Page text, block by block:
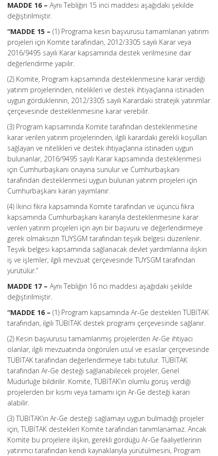
MADDE 16 – Aynı Tebliğin 15 inci maddesi aşağıdaki şekilde
değiştirilmiştir.
“MADDE 15 – (1) Programa kesin başvurusu tamamlanan yatırım
projeleri için Komite tarafından, 2012/3305 sayılı Karar veya
2016/9495 sayılı Karar kapsamında destek verilmesine dair
değerlendirme yapılır.
(2) Komite, Program kapsamında desteklenmesine karar verdiği
yatırım projelerinden, nitelikleri ve destek ihtiyaçlarına istinaden
uygun gördüklerinin, 2012/3305 sayılı Karardaki stratejik yatırımlar
çerçevesinde desteklenmesine karar verebilir.
(3) Program kapsamında Komite tarafından desteklenmesine
karar verilen yatırım projelerinden, ilgili karardaki gerekli koşulları
sağlayan ve nitelikleri ve destek ihtiyaçlarına istinaden uygun
bulunanlar, 2016/9495 sayılı Karar kapsamında desteklenmesi
için Cumhurbaşkanı onayına sunulur ve Cumhurbaşkanı
tarafından desteklenmesi uygun bulunan yatırım projeleri için
Cumhurbaşkanı kararı yayımlanır.
(4) İkinci fıkra kapsamında Komite tarafından ve üçüncü fıkra
kapsamında Cumhurbaşkanı kararıyla desteklenmesine karar
verilen yatırım projeleri için ayrı bir başvuru ve değerlendirmeye
gerek olmaksızın TUYSGM tarafından teşvik belgesi düzenlenir.
Teşvik belgesi kapsamında sağlanacak devlet yardımlarına ilişkin
iş ve işlemler, ilgili mevzuat çerçevesinde TUYSGM tarafından
yürütülür.”
MADDE 17 – Aynı Tebliğin 16 ncı maddesi aşağıdaki şekilde
değiştirilmiştir.
“MADDE 16 – (1) Program kapsamında Ar-Ge destekleri TÜBİTAK
tarafından, ilgili TÜBİTAK destek programı çerçevesinde sağlanır.
(2) Kesin başvurusu tamamlanmış projelerden Ar-Ge ihtiyacı
olanlar, ilgili mevzuatında öngörülen usul ve esaslar çerçevesinde
TÜBİTAK tarafından değerlendirmeye tabi tutulur. TÜBİTAK
tarafından Ar-Ge desteği sağlanabilecek projeler, Genel
Müdürlüğe bildirilir. Komite, TÜBİTAK’ın olumlu görüş verdiği
projelerden bir kısmı veya tamamı için Ar-Ge desteği kararı
alabilir.
(3) TÜBİTAK’ın Ar-Ge desteği sağlamayı uygun bulmadığı projeler
için, TÜBİTAK destekleri Komite tarafından tanımlanamaz. Ancak
Komite bu projelere ilişkin, gerekli gördüğü Ar-Ge faaliyetlerinin
yatırımcı tarafından kendi kaynaklarıyla yürütülmesini, Program